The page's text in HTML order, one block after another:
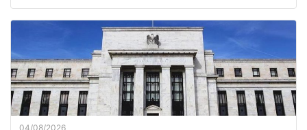
04/08/2026